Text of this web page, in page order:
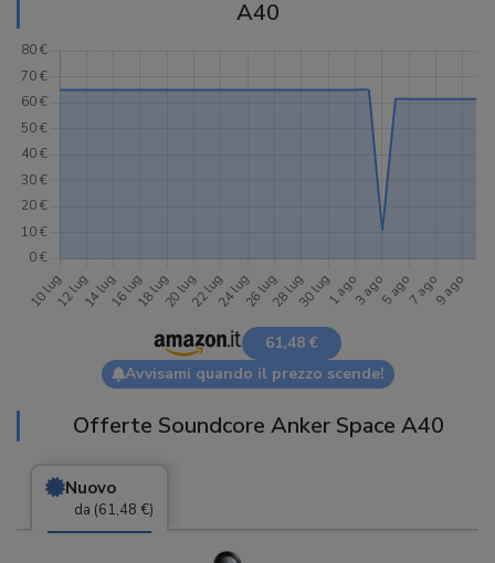
A40
61,48 €
Avvisami quando il prezzo scende!
Offerte Soundcore Anker Space A40
Nuovo
da (61,48 €)